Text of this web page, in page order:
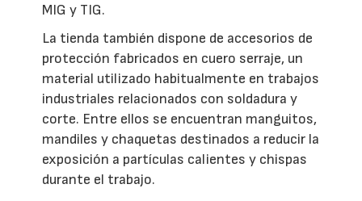
MIG y TIG.
La tienda también dispone de accesorios de
protección fabricados en cuero serraje, un
material utilizado habitualmente en trabajos
industriales relacionados con soldadura y
corte. Entre ellos se encuentran manguitos,
mandiles y chaquetas destinados a reducir la
exposición a partículas calientes y chispas
durante el trabajo.